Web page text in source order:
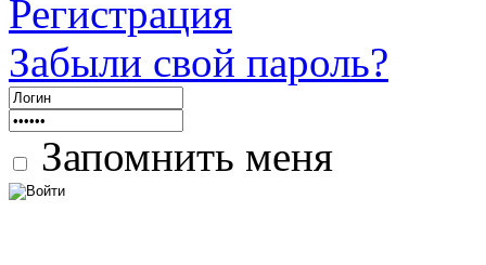
Регистрация
Забыли свой пароль?
Запомнить меня